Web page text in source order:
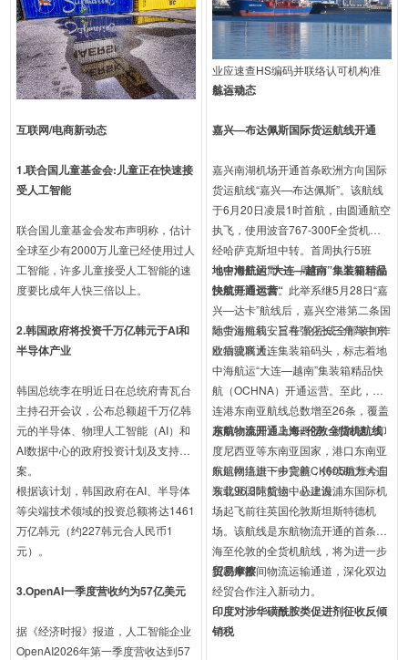
互联网/电商新动态
1.联合国儿童基金会:儿童正在快速接
受人工智能
联合国儿童基金会发布声明称，估计
全球至少有2000万儿童已经使用过人
工智能，许多儿童接受人工智能的速
度要比成年人快三倍以上。
2.韩国政府将投资千万亿韩元于AI和
半导体产业
韩国总统李在明近日在总统府青瓦台
主持召开会议，公布总额超千万亿韩
元的半导体、物理人工智能（AI）和
AI数据中心的政府投资计划及支持方
案。
根据该计划，韩国政府在AI、半导体
等尖端技术领域的投资总额将达1461
万亿韩元（约227韩元合人民币1
元）。
3.OpenAI一季度营收约为57亿美元
据《经济时报》报道，人工智能企业
OpenAI2026年第一季度营收达到57
负责委派检测机构执行检验。目前设
6个月过渡期，该计划率先试点中
国，长远将扩至其他出口国。出口企
业应速查HS编码并联络认可机构准
备合规。
航运动态
嘉兴—布达佩斯国际货运航线开通
嘉兴南湖机场开通首条欧洲方向国际
货运航线“嘉兴—布达佩斯”。该航线
于6月20日凌晨1时首航，由圆通航空
执飞，使用波音767-300F全货机，
经哈萨克斯坦中转。首周执行5班
（含增开的周一、周五），主要运输
跨境电商包裹。此举系继5月28日“嘉
兴—达卡”航线后，嘉兴空港第二条国
际货运航线，旨在强化长三角与中东
欧物流联通。
地中海航运“大连—越南”集装箱精品
快航开通运营“
地中海海莉安三号”轮完成全部装卸作
业后驶离大连集装箱码头，标志着地
中海航运“大连—越南”集装箱精品快
航（OCHNA）开通运营。至此，大
连港东南亚航线总数增至26条，覆盖
越南、泰国、马来西亚、新加坡、印
度尼西亚等东南亚国家，港口东南亚
航运网络进一步完善，持续助力大连
东北亚国际航运中心建设。
东航物流开通上海=伦敦全货机航线
东航物流旗下中货航CK605航班今日
装载96.3吨货物，从上海浦东国际机
场起飞前往英国伦敦斯坦斯特德机
场。该航线是东航物流开通的首条上
海至伦敦的全货机航线，将为进一步
织密中欧间物流运输通道，深化双边
经贸合作注入新动力。
贸易摩擦
印度对涉华磺酰胺类促进剂征收反倾
销税